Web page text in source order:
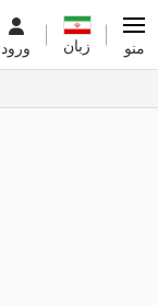
ورود زبان منو